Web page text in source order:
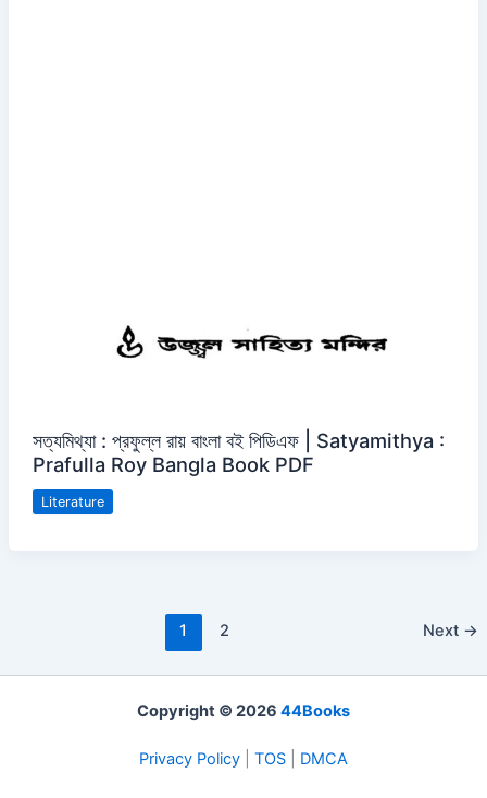
সত্যমিথ্যা : প্রফুল্ল রায় বাংলা বই পিডিএফ | Satyamithya :
Prafulla Roy Bangla Book PDF
Literature
1 2 Next →
Copyright © 2026 44Books
Privacy Policy TOS DMCA